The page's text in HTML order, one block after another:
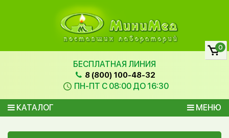
БЕСПЛАТНАЯ ЛИНИЯ
8 (800) 100-48-32
ПН-ПТ С 08:00 ДО 16:30
КАТАЛОГ МЕНЮ
0